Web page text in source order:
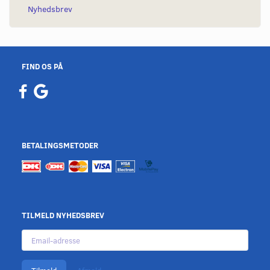
Nyhedsbrev
FIND OS PÅ
BETALINGSMETODER
TILMELD NYHEDSBREV
Email-
adresse